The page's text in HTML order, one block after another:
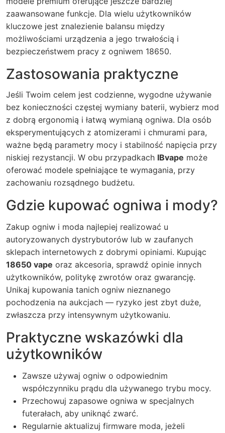
zaawansowane funkcje. Dla wielu użytkowników
kluczowe jest znalezienie balansu między
możliwościami urządzenia a jego trwałością i
bezpieczeństwem pracy z ogniwem 18650.
Zastosowania praktyczne
Jeśli Twoim celem jest codzienne, wygodne używanie
bez konieczności częstej wymiany baterii, wybierz mod
z dobrą ergonomią i łatwą wymianą ogniwa. Dla osób
eksperymentujących z atomizerami i chmurami para,
ważne będą parametry mocy i stabilność napięcia przy
niskiej rezystancji. W obu przypadkach IBvape może
oferować modele spełniające te wymagania, przy
zachowaniu rozsądnego budżetu.
Gdzie kupować ogniwa i mody?
Zakup ogniw i moda najlepiej realizować u
autoryzowanych dystrybutorów lub w zaufanych
sklepach internetowych z dobrymi opiniami. Kupując
18650 vape oraz akcesoria, sprawdź opinie innych
użytkowników, politykę zwrotów oraz gwarancję.
Unikaj kupowania tanich ogniw nieznanego
pochodzenia na aukcjach — ryzyko jest zbyt duże,
zwłaszcza przy intensywnym użytkowaniu.
Praktyczne wskazówki dla
użytkowników
Zawsze używaj ogniw o odpowiednim
współczynniku prądu dla używanego trybu mocy.
Przechowuj zapasowe ogniwa w specjalnych
futerałach, aby uniknąć zwarć.
Regularnie aktualizuj firmware moda, jeżeli